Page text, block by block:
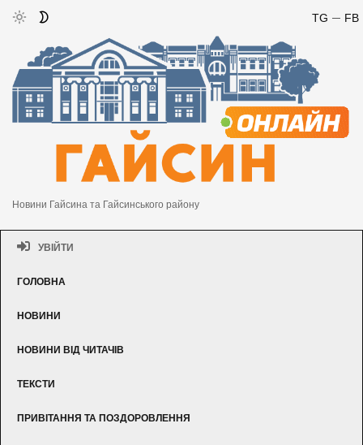
FB
TG
Новини Гайсина та Гайсинського району
УВІЙТИ
ГОЛОВНА
НОВИНИ
НОВИНИ ВІД ЧИТАЧІВ
ТЕКСТИ
ПРИВІТАННЯ ТА ПОЗДОРОВЛЕННЯ